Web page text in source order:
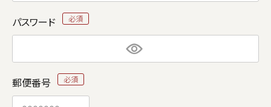
パスワード
郵便番号